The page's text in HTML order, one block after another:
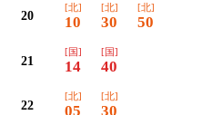
20
[北]
10
[北]
30
[北]
50
21
[国]
14
[国]
40
22
[北]
05
[北]
30